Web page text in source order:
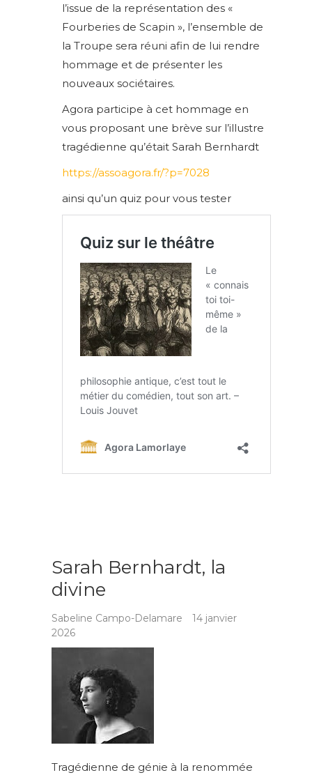
l’issue de la représentation des «
Fourberies de Scapin », l’ensemble de
la Troupe sera réuni afin de lui rendre
hommage et de présenter les
nouveaux sociétaires.
Agora participe à cet hommage en
vous proposant une brève sur l’illustre
tragédienne qu’était Sarah Bernhardt
https://assoagora.fr/?p=7028
ainsi qu’un quiz pour vous tester
Sarah Bernhardt, la
divine
Sabeline Campo-Delamare
14 janvier
2026
Tragédienne de génie à la renommée